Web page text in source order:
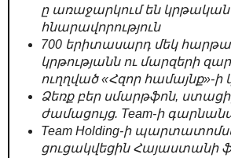
ը առաջարկում են կրթական
հնարավորություն
700 երիտասարդ մեկ
կրթությանն ու մարզերի
ուղղված «Հզոր համայնք»-ի
Ձեռք բեր սմարթֆոն,
ժամացույց. Team-ի
Team Holding-ի
ցուցակվեցին Հայաստանի